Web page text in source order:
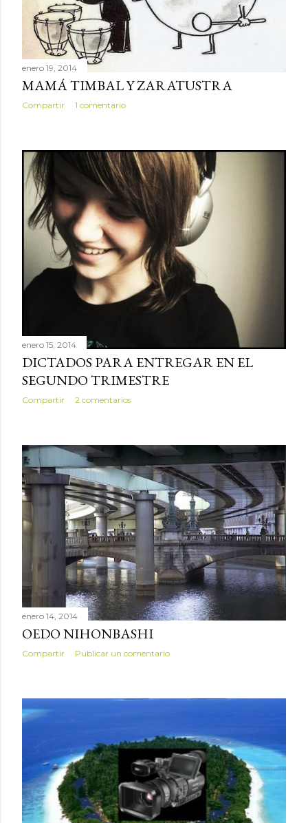
enero 19, 2014
MAMÁ TIMBAL Y ZARATUSTRA
Compartir 1 comentario
enero 15, 2014
DICTADOS PARA ENTREGAR EN EL
SEGUNDO TRIMESTRE
Compartir 2 comentarios
enero 14, 2014
OEDO NIHONBASHI
Compartir Publicar un comentario